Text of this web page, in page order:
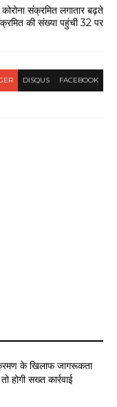
संक्रमित लगातार बढ़ते
की संख्या पहुंची 32 पर
DISQUS FACEBOOK
के खिलाफ जागरूकता
होगी सख्त कार्रवाई